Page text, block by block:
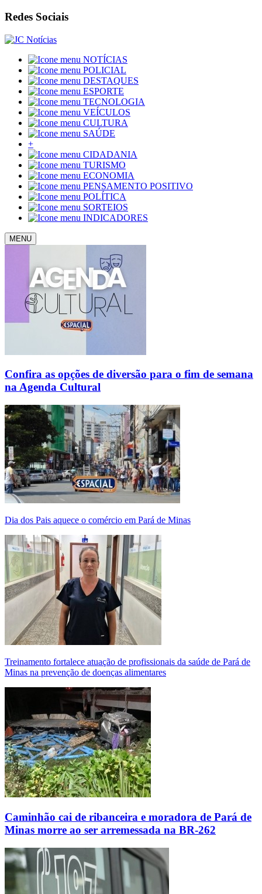
Redes Sociais
NOTÍCIAS
POLICIAL
DESTAQUES
ESPORTE
TECNOLOGIA
VEÍCULOS
CULTURA
SAÚDE
+
CIDADANIA
TURISMO
ECONOMIA
PENSAMENTO POSITIVO
POLÍTICA
SORTEIOS
INDICADORES
MENU
Confira as opções de diversão para o fim de semana
na Agenda Cultural
Dia dos Pais aquece o comércio em Pará de Minas
Treinamento fortalece atuação de profissionais da saúde de Pará de
Minas na prevenção de doenças alimentares
Caminhão cai de ribanceira e moradora de Pará de
Minas morre ao ser arremessada na BR-262